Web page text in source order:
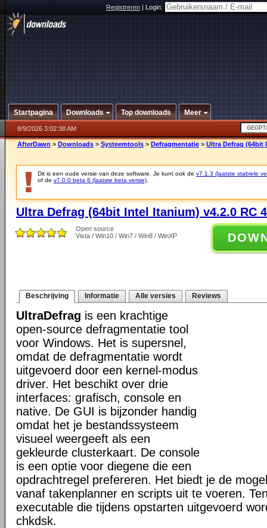
Registreren|Login:
Startpagina Downloads Top downloads Meer
8/9/2026 3:02:38 AM
AfterDawn > Downloads > Systeemtools > Defragmentatie > Ultra Defrag (64bit
Dit is een oude versie van deze software. Je kunt ook de v7.1.3 (laatste stabiele
of de v7.0.0 beta 6 (laatste beta versie)
Ultra Defrag (64bit Intel Itanium) v4.2.0 RC 4
Open source
Vista / Win10 / Win7 / Win8 / WinXP
Beschrijving Informatie Alle versies Reviews
UltraDefrag is een krachtige
open-source defragmentatie tool
voor Windows. Het is supersnel,
omdat de defragmentatie wordt
uitgevoerd door een kernel-modus
driver. Het beschikt over drie
interfaces: grafisch, console en
native. De GUI is bijzonder handig
omdat het je bestandssysteem
visueel weergeeft als een
gekleurde clusterkaart. De console
is een optie voor diegene die een
opdrachtregel prefereren. Het biedt je de
vanaf takenplanner en scripts uit te voeren.
executable die tijdens opstarten uitgevoerd
chkdsk.